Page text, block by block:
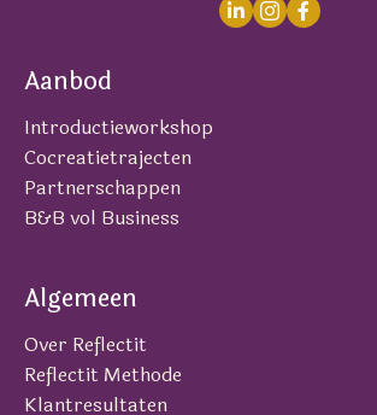
Aanbod
Introductieworkshop
Cocreatietrajecten
Partnerschappen
B&B vol Business
Algemeen
Over Reflectit
Reflectit Methode
Klantresultaten